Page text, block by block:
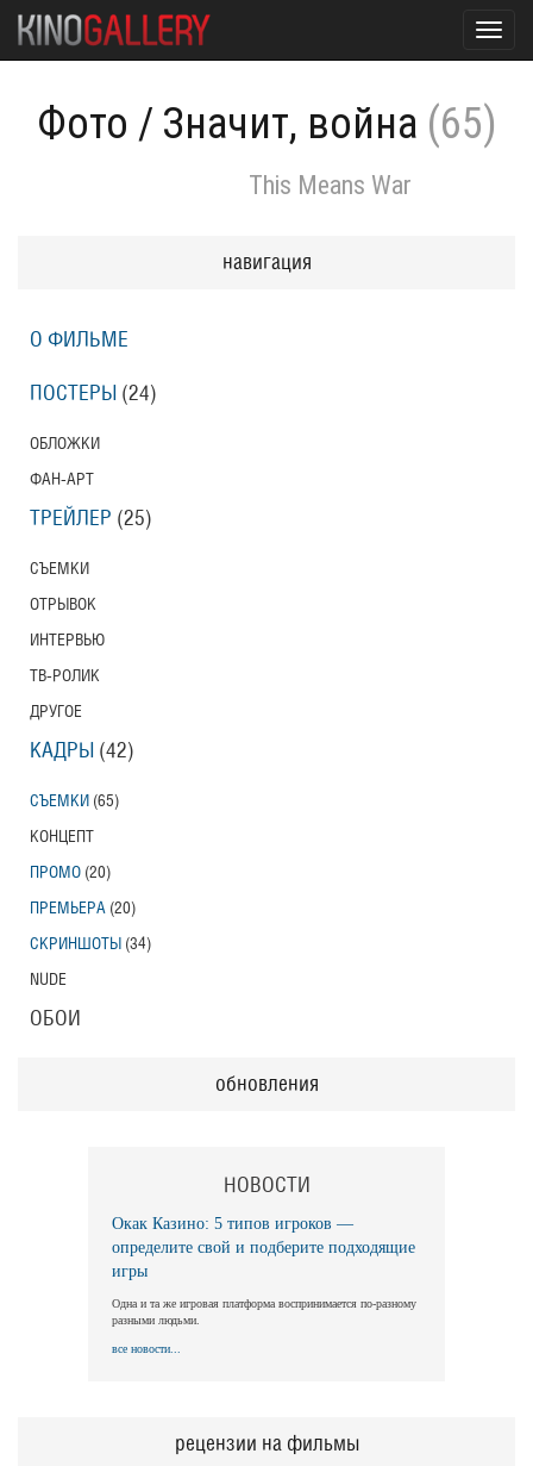
Фото / Значит, война (65)
This Means War
навигация
О ФИЛЬМЕ
ПОСТЕРЫ (24)
ОБЛОЖКИ
ФАН-АРТ
ТРЕЙЛЕР (25)
СЪЕМКИ
ОТРЫВОК
ИНТЕРВЬЮ
ТВ-РОЛИК
ДРУГОЕ
КАДРЫ (42)
СЪЕМКИ (65)
КОНЦЕПТ
ПРОМО (20)
ПРЕМЬЕРА (20)
СКРИНШОТЫ (34)
NUDE
ОБОИ
обновления
НОВОСТИ
Окак Казино: 5 типов игроков —
определите свой и подберите подходящие
игры
Одна и та же игровая платформа воспринимается по-разному
разными людьми.
все новости...
рецензии на фильмы